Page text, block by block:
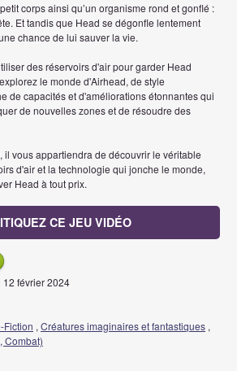
corps ainsi qu’un organisme rond et gonflé :
Et tandis que Head se dégonfle lentement
chance de lui sauver la vie.
des réservoirs d'air pour garder Head
le monde d'Airhead, de style
de capacités et d'améliorations étonnantes qui
de nouvelles zones et de résoudre des
il vous appartiendra de découvrir le véritable
d'air et la technologie qui jonche le monde,
Head à tout prix.
CE JEU VIDÉO
12 février 2024
Fiction , Créatures imaginaires et fantastiques ,
Combat)